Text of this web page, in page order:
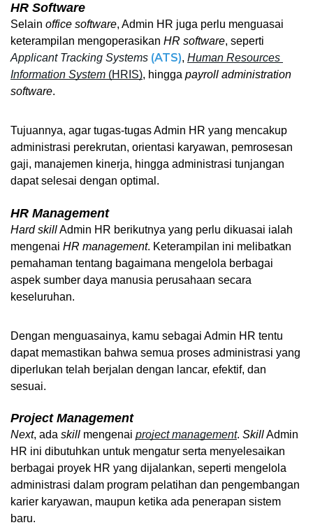
HR Software
Selain office software, Admin HR juga perlu menguasai
keterampilan mengoperasikan HR software
Applicant Tracking Systems (ATS), Human Resources
Information System (HRIS), hingga payroll administration
software.
Tujuannya, agar tugas-tugas Admin HR yang mencakup
administrasi perekrutan, orientasi karyawan, pemrosesan
gaji, manajemen kinerja, hingga administrasi tunjangan
dapat selesai dengan optimal.
HR Management
Hard skill Admin HR berikutnya yang perlu dikuasai ialah
mengenai HR management. Keterampilan ini melibatkan
pemahaman tentang bagaimana mengelola berbagai
aspek sumber daya manusia perusahaan secara
keseluruhan.
Dengan menguasainya, kamu sebagai Admin HR tentu
dapat memastikan bahwa semua proses administrasi yang
diperlukan telah berjalan dengan lancar, efektif, dan
sesuai.
Project Management
Next, ada skill mengenai project management. Skill Admin
HR ini dibutuhkan untuk mengatur serta menyelesaikan
berbagai proyek HR yang dijalankan, seperti mengelola
administrasi dalam program pelatihan dan pengembangan
karier karyawan, maupun ketika ada penerapan sistem
baru.